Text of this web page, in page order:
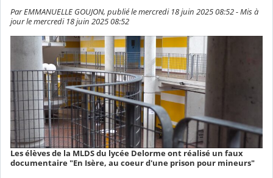
Par EMMANUELLE GOUJON, publié le mercredi 18 juin 2025 08:52 - Mis à
jour le mercredi 18 juin 2025 08:52
Les élèves de la MLDS du lycée Delorme ont réalisé un faux
documentaire "En Isère, au coeur d'une prison pour mineurs"